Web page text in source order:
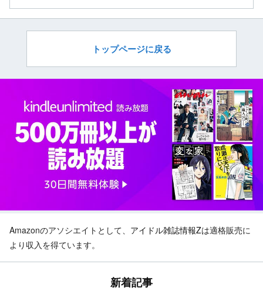
トップページに戻る
Amazonのアソシエイトとして、 アイドル雑誌情報Zは適格販売に
より収入を得ています。
新着記事